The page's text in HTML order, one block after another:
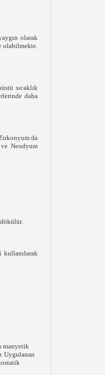
olarak
olabilmekte.
sıcaklık
daha
da
Neodyum
kullanılarak
manyetik
Uygulanan